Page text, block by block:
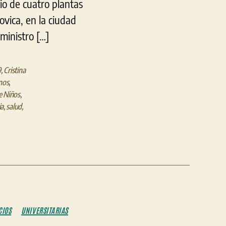
Ludovica
de cuatro plantas
en la ciudad
[…]
,Cristina
,
Niños,
,salud,
UNIVERSITARIAS